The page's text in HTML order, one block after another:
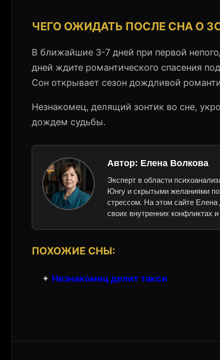
ЧЕГО ОЖИДАТЬ ПОСЛЕ СНА О
В ближайшие 3-7 дней при первой
дней ждите романтического спасения
Сон открывает сезон дождливой
Незнакомец, делящий зонтик во сне,
дождем судьбы.
Автор: Елена Волкова
Эксперт в области
Юнгу и скрытыми желаниями по
стрессом. На этом сайте Елена
своих внутренних конфликтах
ПОХОЖИЕ СНЫ:
✦ Незнакомец делит такси